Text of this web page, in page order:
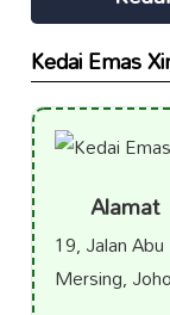
Kedai Emas
Alamat
19, Jalan
Mersing,